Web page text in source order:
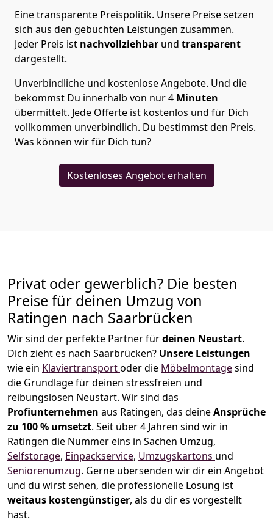
Eine transparente Preispolitik. Unsere Preise setzen
sich aus den gebuchten Leistungen zusammen.
Jeder Preis ist nachvollziehbar und transparent
dargestellt.
Unverbindliche und kostenlose Angebote. Und die
bekommst Du innerhalb von nur4 Minuten
übermittelt. Jede Offerte ist kostenlos und für Dich
vollkommen unverbindlich. Du bestimmst den Preis.
Was können wir für Dich tun?
Kostenloses Angebot erhalten
Privat oder gewerblich? Die besten
Preise für deinen Umzug von
Ratingen nach Saarbrücken
Wir sind der perfekte Partner fürdeinen Neustart.
Dich zieht es nach Saarbrücken? Unsere Leistungen
wie ein Klaviertransportoder die Möbelmontagesind
die Grundlage für deinen stressfreien und
reibungslosen Neustart. Wir sind das
Profiunternehmen aus Ratingen, das deineAnsprüche
zu 100 % umsetzt. Seit über 4 Jahren sind wir in
Ratingen die Nummer eins in Sachen Umzug,
Selfstorage, Einpackservice, Umzugskartons und
Seniorenumzug. Gerne übersenden wir dir ein Angebot
und du wirst sehen, die professionelle Lösung ist
weitaus kostengünstiger, als du dir es vorgestellt
hast.